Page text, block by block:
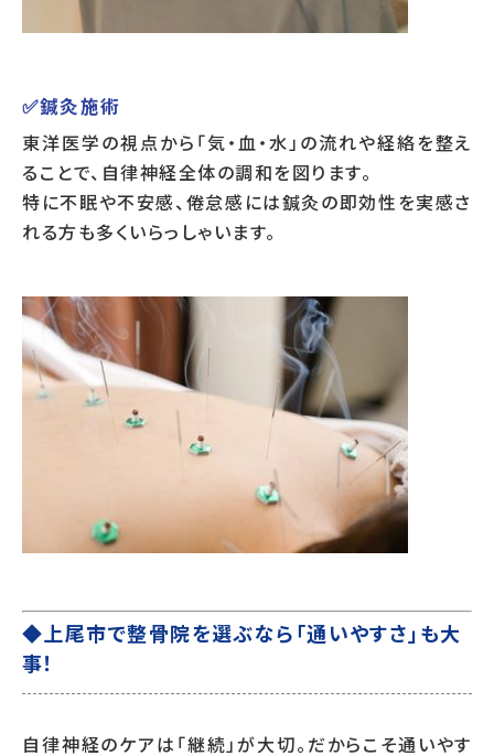
✅鍼灸施術
東洋医学の視点から「気・血・水」の流れや経絡を整え
ることで、自律神経全体の調和を図ります。
特に不眠や不安感、倦怠感には鍼灸の即効性を実感さ
れる方も多くいらっしゃいます。
◆上尾市で整骨院を選ぶなら「通いやすさ」も大
事！
自律神経のケアは「継続」が大切。だからこそ通いやす